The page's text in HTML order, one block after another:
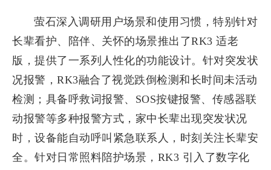
萤石深入调研用户场景和使用习惯，特别针对
长辈看护、陪伴、关怀的场景推出了RK3 适老
版，提供了一系列人性化的功能设计。针对突发状
况报警，RK3融合了视觉跌倒检测和长时间未活动
检测；具备呼救词报警、SOS按键报警、传感器联
动报警等多种报警方式，家中长辈出现突发状况
时，设备能自动呼叫紧急联系人，时刻关注长辈安
全。针对日常照料陪护场景，RK3 引入了数字化